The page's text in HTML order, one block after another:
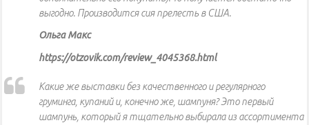
выгодно. Производится сия прелесть в США.
Ольга Макс
https://otzovik.com/review_4045368.html
Какие же выставки без качественного и регулярного
груминга, купаний и, конечно же, шампуня? Это первый
шампунь, который я тщательно выбирала из ассортимента